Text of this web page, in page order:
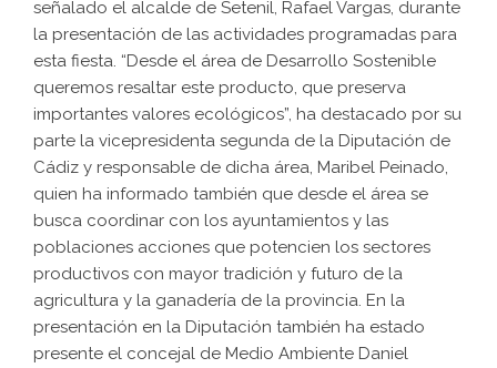
señalado el alcalde de Setenil, Rafael Vargas, durante
la presentación de las actividades programadas para
esta fiesta. “Desde el área de Desarrollo Sostenible
queremos resaltar este producto, que preserva
importantes valores ecológicos”, ha destacado por su
parte la vicepresidenta segunda de la Diputación de
Cádiz y responsable de dicha área, Maribel Peinado,
quien ha informado también que desde el área se
busca coordinar con los ayuntamientos y las
poblaciones acciones que potencien los sectores
productivos con mayor tradición y futuro de la
agricultura y la ganadería de la provincia. En la
presentación en la Diputación también ha estado
presente el concejal de Medio Ambiente Daniel